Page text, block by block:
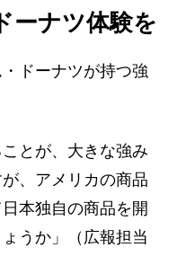
ーナツ体験を
ドーナツが持つ強
とが、大きな強み
、アメリカの商品
本独自の商品を開
うか」（広報担当